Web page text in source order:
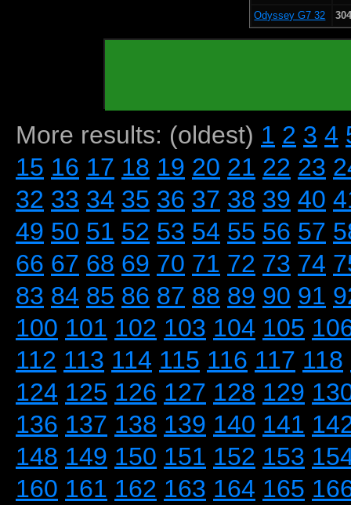
Odyssey G7 32
More results: (oldest) 1 2 3 4
15 16 17 18 19 20 21 22 23
32 33 34 35 36 37 38 39 40
49 50 51 52 53 54 55 56 57
66 67 68 69 70 71 72 73 74
83 84 85 86 87 88 89 90 91
100 101 102 103 104 105
112 113 114 115 116 117 118
124 125 126 127 128 129
136 137 138 139 140 141
148 149 150 151 152 153
160 161 162 163 164 165